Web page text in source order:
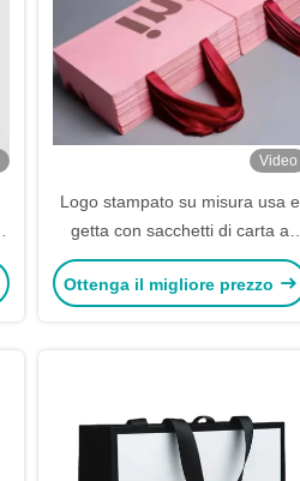
Video
Logo stampato su misura usa e
getta con sacchetti di carta a
colori diversi
Ottenga il migliore prezzo